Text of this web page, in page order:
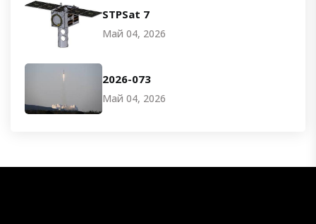
STPSat 7
Май 04, 2026
2026-073
Май 04, 2026